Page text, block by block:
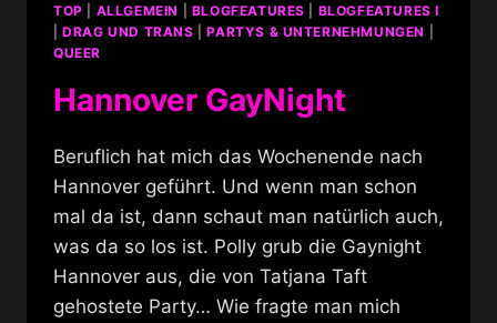
TOP
ALLGEMEIN BLOGFEATURES
BLOGFEATURES I
|DRAG UND TRANS |PARTYS & UNTERNEHMUNGEN
QUEER
Hannover GayNight
Beruflich hat mich das Wochenende nach
Hannover geführt. Und wenn man schon
mal da ist, dann schaut man natürlich auch,
was da so los ist. Polly grub die Gaynight
Hannover aus, die von Tatjana Taft
gehostete Party… Wie fragte man mich